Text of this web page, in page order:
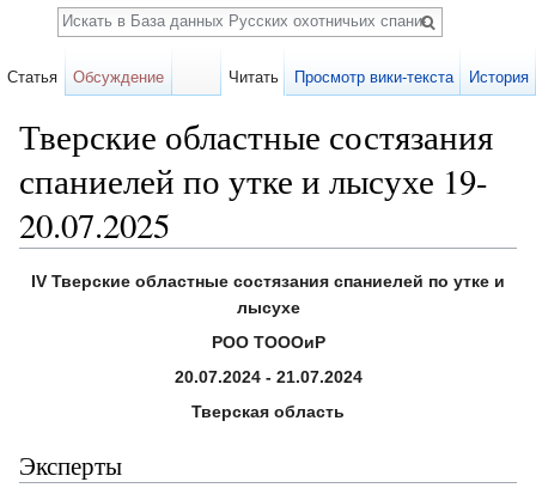
Тверские областные состязания
спаниелей по утке и лысухе 19-
20.07.2025
IV Тверские областные состязания спаниелей по утке и
лысухе
РОО ТОООиР
20.07.2024 - 21.07.2024
Тверская область
Эксперты
Статья Обсуждение Читать Просмотр вики-текста История
Поиск